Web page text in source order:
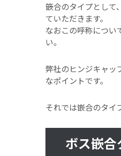
篏合のタイプとして
ていただきます。
なおこの呼称につい
い。
弊社のヒンジキャッ
なポイントです。
それでは嵌合のタイ
ボス嵌合